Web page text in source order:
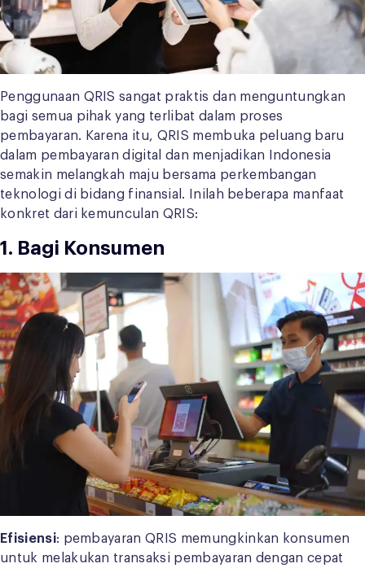
Penggunaan QRIS sangat praktis dan menguntungkan
bagi semua pihak yang terlibat dalam proses
pembayaran. Karena itu, QRIS membuka peluang baru
dalam pembayaran digital dan menjadikan Indonesia
semakin melangkah maju bersama perkembangan
teknologi di bidang finansial. Inilah beberapa manfaat
konkret dari kemunculan QRIS:
1. Bagi Konsumen
Efisiensi: pembayaran QRIS memungkinkan konsumen
untuk melakukan transaksi pembayaran dengan cepat